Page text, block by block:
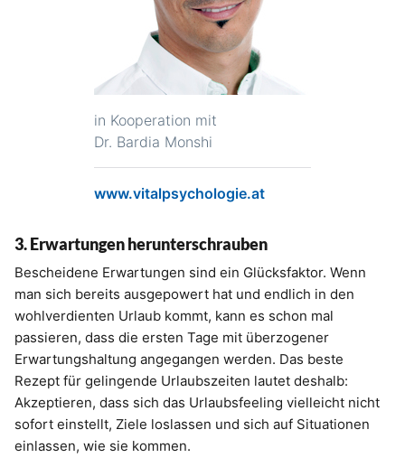
in Kooperation mit
Dr. Bardia Monshi
www.vitalpsychologie.at
3. Erwartungen herunterschrauben
Bescheidene Erwartungen sind ein Glücksfaktor. Wenn
man sich bereits ausgepowert hat und endlich in den
wohlverdienten Urlaub kommt, kann es schon mal
passieren, dass die ersten Tage mit überzogener
Erwartungshaltung angegangen werden. Das beste
Rezept für gelingende Urlaubszeiten lautet deshalb:
Akzeptieren, dass sich das Urlaubsfeeling vielleicht nicht
sofort einstellt, Ziele loslassen und sich auf Situationen
einlassen, wie sie kommen.